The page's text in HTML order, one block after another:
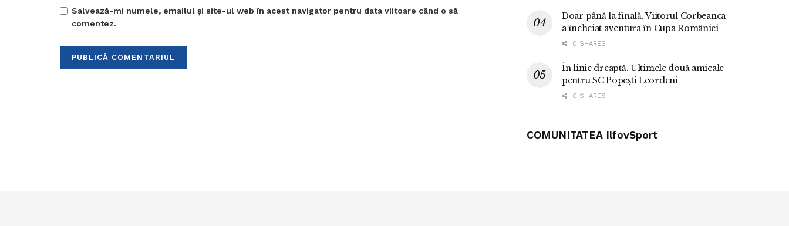
Salvează-mi numele, emailul și site-ul web în acest navigator pentru data viitoare când o să
comentez.
Doar până la finală. Viitorul Corbeanca
a încheiat aventura în Cupa României
0 SHARES
În linie dreaptă. Ultimele două amicale
pentru SC Popești Leordeni
0 SHARES
COMUNITATEA IlfovSport